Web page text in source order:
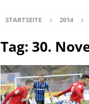
STARTSEITE 2014
Tag: 30.